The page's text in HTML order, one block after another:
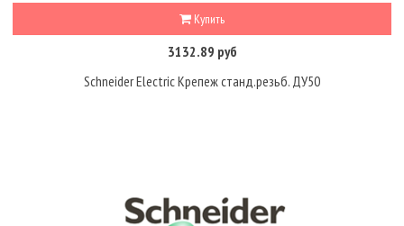
Купить
3132.89 руб
Schneider Electric Крепеж станд.резьб. ДУ50